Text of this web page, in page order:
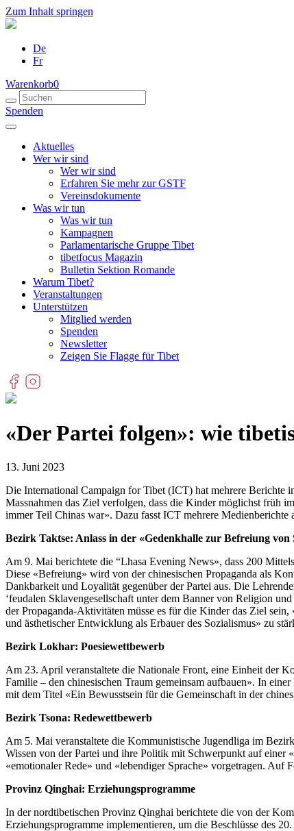
Zum Inhalt springen
De
Fr
Warenkorb0
Spenden
Aktuelles
Wer wir sind
Wer wir sind
Erfahren Sie mehr zur GSTF
Vereinsdokumente
Was wir tun
Was wir tun
Kampagnen
Parlamentarische Gruppe Tibet
tibetfocus Magazin
Bulletin Sektion Romande
Warum Tibet?
Veranstaltungen
Unterstützen
Mitglied werden
Spenden
Newsletter
Zeigen Sie Flagge für Tibet
«Der Partei folgen»: wie
13. Juni 2023
Die International Campaign for Tibet (ICT) hat mehrere Berichte
Massnahmen das Ziel verfolgen, dass die Kinder möglichst früh
immer Teil Chinas war». Dazu fasst ICT mehrere Medienberichte
Bezirk Taktse: Anlass in der «Gedenkhalle zur Befreiung von
Am 9. Mai berichtete die “Lhasa Evening News», dass 200
Diese «Befreiung» wird von der chinesischen Propaganda als
Dankbarkeit und Loyalität gegenüber der Partei aus. Die
‘feudalen Sklavengesellschaft unter dem Banner von Religion
der Propaganda-Aktivitäten müsse es für die Kinder das Ziel
und ästhetischer Entwicklung als Erbauer des Sozialismus» zu
Bezirk Lokhar: Poesiewettbewerb
Am 23. April veranstaltete die Nationale Front, eine Einheit der
Familie – den chinesischen Traum gemeinsam aufbauen». In
mit dem Titel «Ein Bewusstsein für die Gemeinschaft in der
Bezirk Tsona: Redewettbewerb
Am 5. Mai veranstaltete die Kommunistische Jugendliga im
Wissen von der Partei und ihre Politik mit Schwerpunkt auf einer
«emotionaler Rede» und «lebendiger Sprache» vorgetragen. Auf
Provinz Qinghai: Erziehungsprogramme
In der nordtibetischen Provinz Qinghai berichtete die von der
Erziehungsprogramme implementieren, um die Beschlüsse des